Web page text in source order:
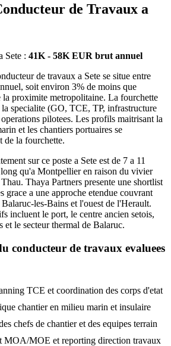
de Travaux a
Sete : 41K - 58K EUR brut annuel
de travaux a Sete se situe entre
soit environ 3% de moins que
proximite metropolitaine. La fourchette
specialite (GO, TCE, TP, infrastructure
pilotees. Les profils maitrisant la
et les chantiers portuaires se
de la fourchette.
sur ce poste a Sete est de 7 a 11
qu'a Montpellier en raison du vivier
Thaya Partners presente une shortlist
grace a une approche etendue couvrant
les-Bains et l'ouest de l'Herault.
incluent le port, le centre ancien setois,
et le secteur thermal de Balaruc.
conducteur de travaux evaluees
TCE et coordination des corps d'etat
chantier en milieu marin et insulaire
chefs de chantier et des equipes terrain
MOA/MOE et reporting direction travaux